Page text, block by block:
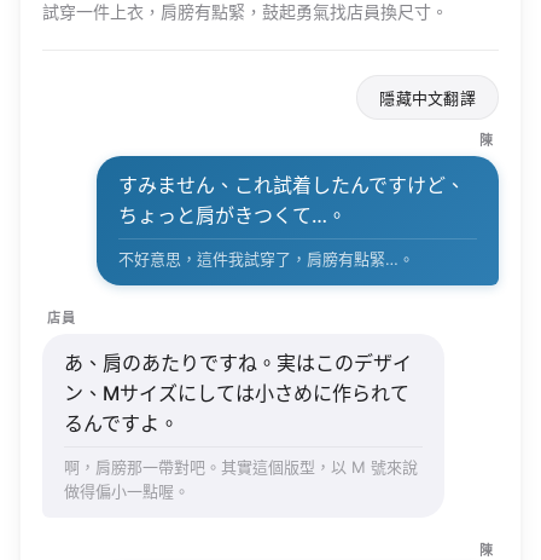
試穿一件上衣，肩膀有點緊，鼓起勇氣找店員換尺寸。
隱藏中文翻譯
陳
すみません、これ試着したんですけど、
ちょっと肩がきつくて…。
不好意思，這件我試穿了，肩膀有點緊…。
店員
あ、肩のあたりですね。実はこのデザイ
ン、Mサイズにしては小さめに作られて
るんですよ。
啊，肩膀那一帶對吧。其實這個版型，以 M 號來說
做得偏小一點喔。
陳